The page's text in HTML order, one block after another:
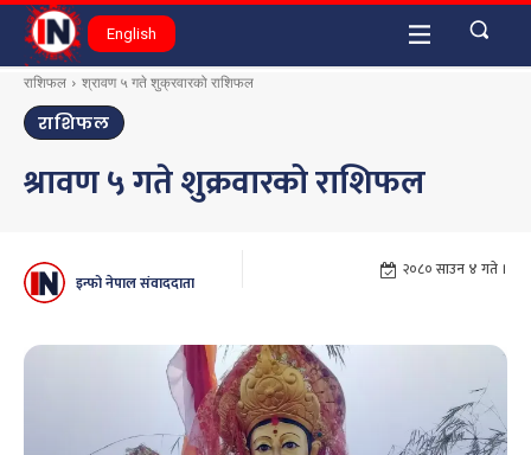
English
राशिफल श्रावण ५ गते शुक्रवारको राशिफल
राशिफल
श्रावण ५ गते शुक्रवारको राशिफल
इन्फो नेपाल संवाददाता
२०८० साउन ४ गते ।